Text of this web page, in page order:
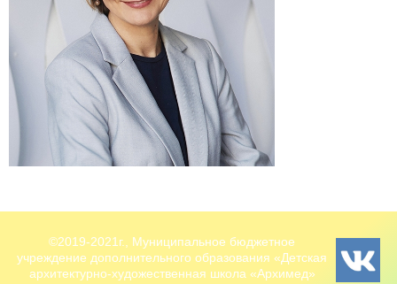
©2019-2021г., Муниципальное бюджетное
учреждение дополнительного образования «Детская
архитектурно-художественная школа «Архимед»